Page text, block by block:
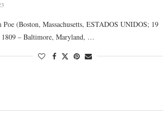
(Boston, Massachusetts, ESTADOS UNIDOS; 19
1809 – Baltimore, Maryland, …